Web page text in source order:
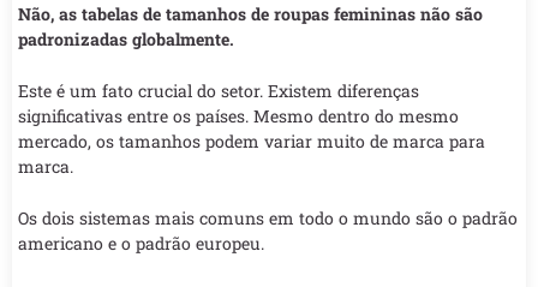
Não, as tabelas de tamanhos de roupas femininas não são
padronizadas globalmente.
Este é um fato crucial do setor. Existem diferenças
significativas entre os países. Mesmo dentro do mesmo
mercado, os tamanhos podem variar muito de marca para
marca.
Os dois sistemas mais comuns em todo o mundo são o padrão
americano e o padrão europeu.